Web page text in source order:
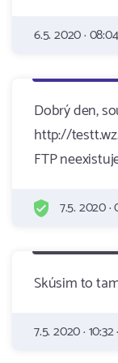
6.5. 2020 ·
Dobrý den,
http://
FTP
7.5. 2020 ·
Skúsim to
7.5. 2020 ·